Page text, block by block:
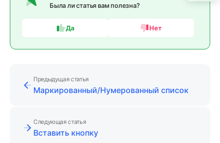
Была ли статья вам полезна?
Да Нет
Предыдущая статья
Маркированный/Нумерованный список
Следующая статья
Вставить кнопку